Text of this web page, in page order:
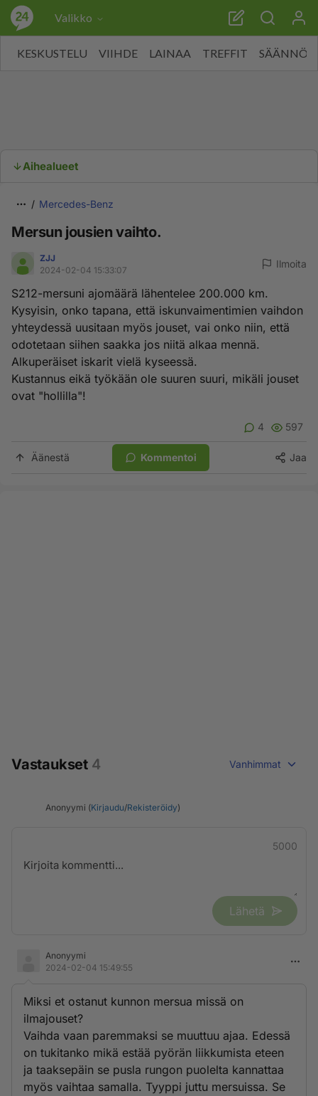
Valikko
KESKUSTELU VIIHDE LAINAA TREFFIT SÄÄNNÖT
Aihealueet
Mercedes-Benz
Mersun jousien vaihto.
ZJJ
2024-02-04 15:33:07
Ilmoita
S212-mersuni ajomäärä lähentelee 200.000 km.
Kysyisin, onko tapana, että iskunvaimentimien vaihdon
yhteydessä uusitaan myös jouset, vai onko niin, että
odotetaan siihen saakka jos niitä alkaa mennä.
Alkuperäiset iskarit vielä kyseessä.
Kustannus eikä työkään ole suuren suuri, mikäli jouset
ovat "hollilla"!
4 597
Äänestä Kommentoi Jaa
Vastaukset 4 Vanhimmat
Anonyymi (Kirjaudu/Rekisteröidy)
5000
Lähetä
Anonyymi
2024-02-04 15:49:55
Miksi et ostanut kunnon mersua missä on
ilmajouset?
Vaihda vaan paremmaksi se muuttuu ajaa. Edessä
on tukitanko mikä estää pyörän liikkumista eteen
ja taaksepäin se pusla rungon puolelta kannattaa
myös vaihtaa samalla. Tyyppi juttu mersuissa. Se